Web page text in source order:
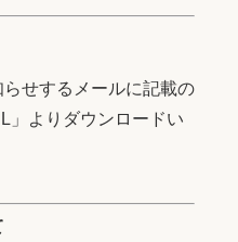
せするメールに記載の
」よりダウンロードい